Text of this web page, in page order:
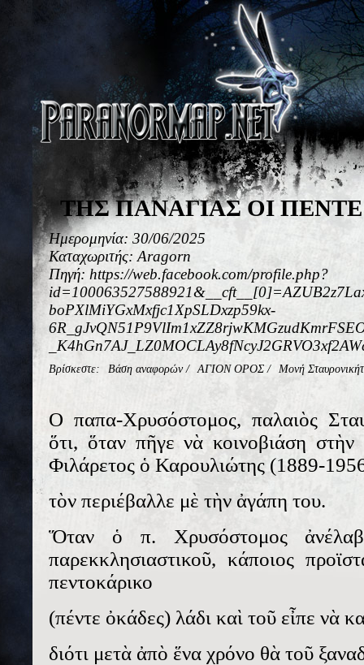
ΤΗΣ ΠΑΝΑΓΙΑΣ ΟΙ
Ημερομηνία: 30/06/2025
Καταχωριτής: Aragorn
Πηγή: https://web.facebook.com/profile.php?
boPXlMiYGxMxfjc1XpSLDxzp59kx-
Βρίσκεστε: Βάση αναφορών/ ΑΓΙΟΝ ΟΡΟΣ / Μονή
Ο παπα-Χρυσόστομος, παλαιὸς
ὅτι, ὅταν πῆγε νὰ κοινοβιάση
Φιλάρετος ὁ Καρουλιώτης (1889-
τὸν περιέβαλλε μὲ τὴν ἀγάπη του.
Ὅταν ὁ π. Χρυσόστομος
παρεκκλησιαστικοῦ, κάποιος
πεντοκάρικο
(πέντε ὀκάδες) λάδι καὶ τοῦ εἶπε νὰ
διότι μετὰ ἀπὸ ἕνα χρόνο θὰ τοῦ